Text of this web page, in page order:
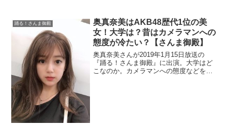
踊る！さんま御殿
奥真奈美はAKB48歴代1位の美
女！大学は？昔はカメラマンへの
態度が冷たい？【さんま御殿】
奥真奈美さんが2019年1月15日放送の
『踊る！さんま御殿』に出演。大学はど
こなのか。カメラマンへの態度などを調